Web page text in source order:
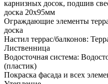
карнизных досок, подшив
доска 20х95мм
Ограждающие элементы
доска
Настил террас/балконов:
Лиственница
Водосточная система:
(пластик)
Покраска фасада и всех